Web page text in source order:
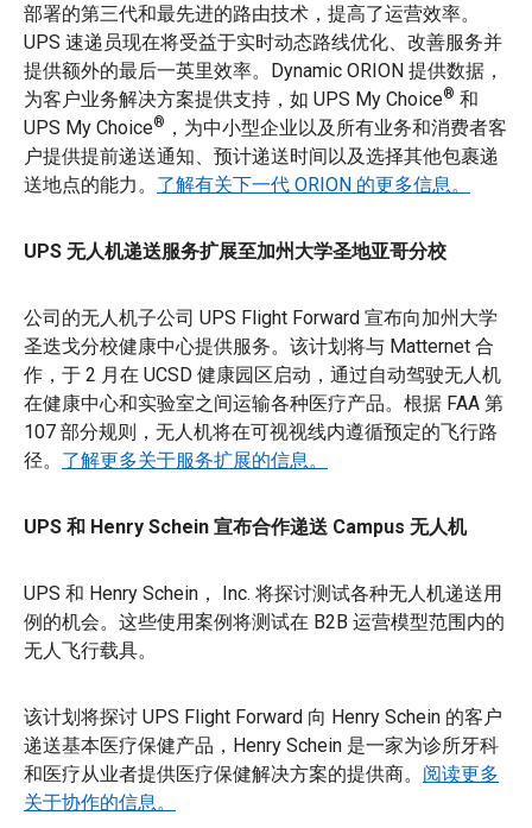
部署的第三代和最先进的路由技术，提高了运营效率。
UPS 速递员现在将受益于实时动态路线优化、改善服务并
提供额外的最后一英里效率。Dynamic ORION 提供数据，
为客户业务解决方案提供支持，如 UPS My Choice® 和
UPS My Choice® ，为中小型企业以及所有业务和消费者客
户提供提前递送通知、预计递送时间以及选择其他包裹递
送地点的能力。 了解有关下一代 ORION 的更多信息。
UPS 无人机递送服务扩展至加州大学圣地亚哥分校
公司的无人机子公司 UPS Flight Forward 宣布向加州大学
圣迭戈分校健康中心提供服务。该计划将与 Matternet 合
作，于 2 月在 UCSD 健康园区启动，通过自动驾驶无人机
在健康中心和实验室之间运输各种医疗产品。根据 FAA 第
107 部分规则，无人机将在可视视线内遵循预定的飞行路
径。 了解更多关于服务扩展的信息。
UPS 和 Henry Schein 宣布合作递送 Campus 无人机
UPS 和 Henry Schein， Inc. 将探讨测试各种无人机递送用
例的机会。这些使用案例将测试在 B2B 运营模型范围内的
无人飞行载具。
该计划将探讨 UPS Flight Forward 向 Henry Schein 的客户
递送基本医疗保健产品，Henry Schein 是一家为诊所牙科
和医疗从业者提供医疗保健解决方案的提供商。 阅读更多
关于协作的信息。